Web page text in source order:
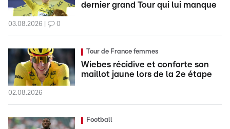
dernier grand Tour qui lui manque
03.08.2026 0
Tour de France femmes
Wiebes récidive et conforte son
maillot jaune lors de la 2e étape
02.08.2026
Football